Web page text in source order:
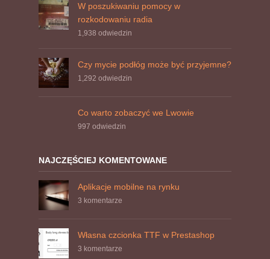
W poszukiwaniu pomocy w
rozkodowaniu radia
1,938 odwiedzin
Czy mycie podłóg może być przyjemne?
1,292 odwiedzin
Co warto zobaczyć we Lwowie
997 odwiedzin
NAJCZĘŚCIEJ KOMENTOWANE
Aplikacje mobilne na rynku
3 komentarze
Własna czcionka TTF w Prestashop
3 komentarze